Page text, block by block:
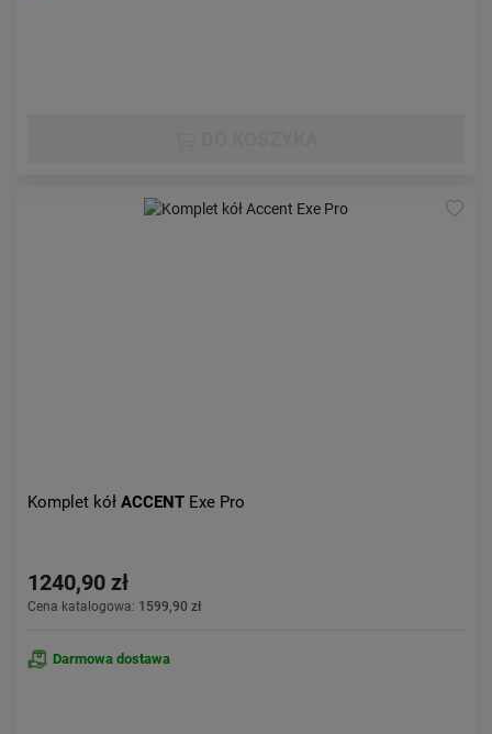
Komplet kół ACCENT Exe Pro
1240,90 zł
Cena katalogowa: 1599,90 zł
Darmowa dostawa